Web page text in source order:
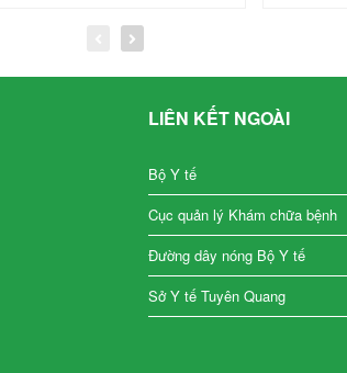
LIÊN KẾT NGOÀI
Bộ Y tế
Cục quản lý Khám chữa bệnh
Đường dây nóng Bộ Y tế
Sở Y tế Tuyên Quang